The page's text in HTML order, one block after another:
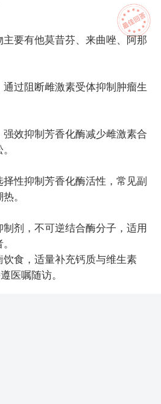
要有他莫昔芬、来曲唑、阿那
过阻断雌激素受体抑制肿瘤生
效抑制芳香化酶减少雌激素合
性抑制芳香化酶活性，常见副
。
剂，不可逆结合酶分子，适用
食，适量补充钙质与维生素
医嘱随访。